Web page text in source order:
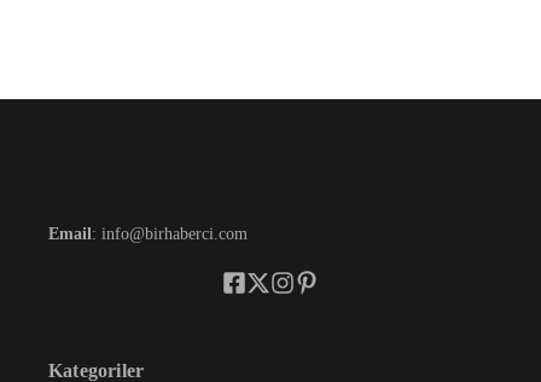
Email : info@birhaberci.com
Kategoriler